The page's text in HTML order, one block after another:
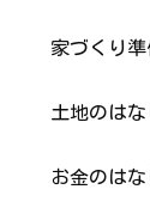
家づくり
土地のは
お金のは